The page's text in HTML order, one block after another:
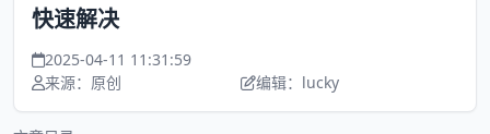
快速解决
2025-04-11 11:31:59
来源：原创
编辑：lucky